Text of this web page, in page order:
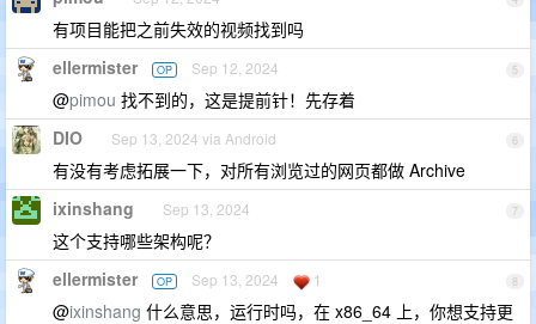
有项目能把之前失效的视频找到吗
5
ellermister OP Sep 12, 2024
@pimou 找不到的，这是提前针！先存着
6
DIO Sep 13, 2024 via Android
有没有考虑拓展一下，对所有浏览过的网页都做 Archive
7
ixinshang Sep 13, 2024
这个支持哪些架构呢？
8
ellermister OP Sep 13, 2024 1
@ixinshang 什么意思，运行时吗，在 x86_64 上，你想支持更